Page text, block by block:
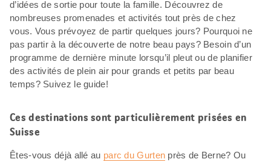
d’idées de sortie pour toute la famille. Découvrez de
nombreuses promenades et activités tout près de chez
vous. Vous prévoyez de partir quelques jours? Pourquoi ne
pas partir à la découverte de notre beau pays? Besoin d’un
programme de dernière minute lorsqu’il pleut ou de planifier
des activités de plein air pour grands et petits par beau
temps? Suivez le guide!
Ces destinations sont particulièrement prisées en
Suisse
Êtes-vous déjà allé au parc du Gurten près de Berne? Ou